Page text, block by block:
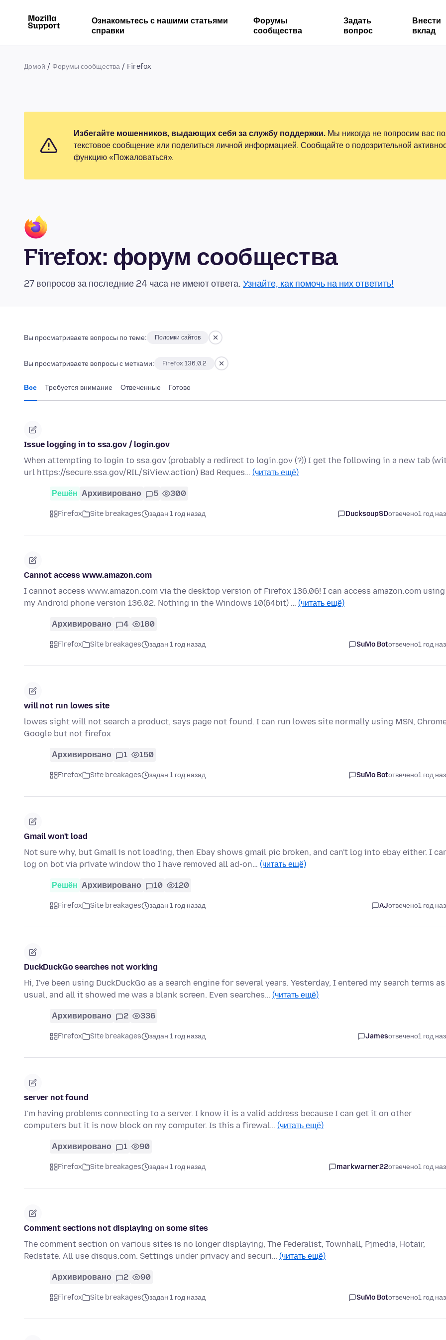
Ознакомьтесь с нашими статьями
справки
Форумы
сообщества
Задать
вопрос
Внести
вклад
Домой Форумы сообщества Firefox
Избегайте мошенников, выдающих себя за службу поддержки. Мы никогда не попросим вас
текстовое сообщение или поделиться личной информацией. Сообщайте о подозрительной
функцию «Пожаловаться».
Firefox: форум сообщества
27 вопросов за последние 24 часа не имеют ответа. Узнайте, как помочь на них ответить!
Вы просматриваете вопросы по теме: Поломки сайтов
Вы просматриваете вопросы с метками: Firefox 136.0.2
Все Требуется внимание Отвеченные Готово
Issue logging in to ssa.gov / login.gov
When attempting to login to ssa.gov (probably a redirect to login.gov (?)) I get the following in a new tab
url https://secure.ssa.gov/RIL/SiView.action) Bad Reques… (читать ещё)
Решён Архивировано 5 300
Firefox Site breakages задан 1 год назад DucksoupSDотвечено1 год
Cannot access www.amazon.com
I cannot access www.amazon.com via the desktop version of Firefox 136.06! I can access amazon.com using
my Android phone version 136.02. Nothing in the Windows 10(64bit) … (читать ещё)
Архивировано 4 180
Firefox Site breakages задан 1 год назад SuMo Botотвечено1 год
will not run lowes site
lowes sight will not search a product, says page not found. I can run lowes site normally using MSN,
Google but not firefox
Архивировано 1 150
Firefox Site breakages задан 1 год назад SuMo Botотвечено1 год
Gmail won't load
Not sure why, but Gmail is not loading, then Ebay shows gmail pic broken, and can't log into ebay either. I
log on bot via private window tho I have removed all ad-on… (читать ещё)
Решён Архивировано 10 120
Firefox Site breakages задан 1 год назад AJотвечено1 год
DuckDuckGo searches not working
Hi, I've been using DuckDuckGo as a search engine for several years. Yesterday, I entered my search terms as
usual, and all it showed me was a blank screen. Even searches… (читать ещё)
Архивировано 2 336
Firefox Site breakages задан 1 год назад Jamesотвечено1 год
server not found
I'm having problems connecting to a server. I know it is a valid address because I can get it on other
computers but it is now block on my computer. Is this a firewal… (читать ещё)
Архивировано 1 90
Firefox Site breakages задан 1 год назад markwarner22отвечено1 год
Comment sections not displaying on some sites
The comment section on various sites is no longer displaying, The Federalist, Townhall, Pjmedia, Hotair,
Redstate. All use disqus.com. Settings under privacy and securi… (читать ещё)
Архивировано 2 90
Firefox Site breakages задан 1 год назад SuMo Botотвечено1 год